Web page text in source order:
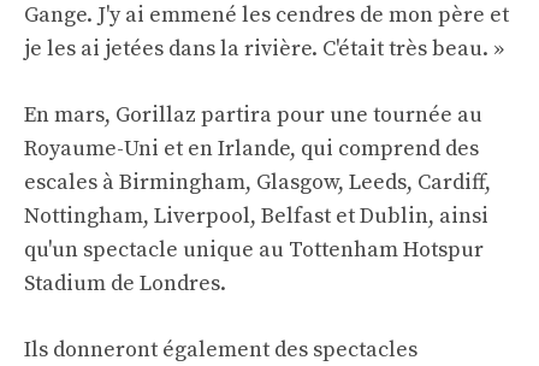
Gange. J'y ai emmené les cendres de mon père et
je les ai jetées dans la rivière. C'était très beau. »
En mars, Gorillaz partira pour une tournée au
Royaume-Uni et en Irlande, qui comprend des
escales à Birmingham, Glasgow, Leeds, Cardiff,
Nottingham, Liverpool, Belfast et Dublin, ainsi
qu'un spectacle unique au Tottenham Hotspur
Stadium de Londres.
Ils donneront également des spectacles